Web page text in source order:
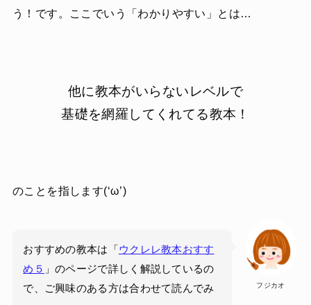
う！です。ここでいう「わかりやすい」とは…
他に教本がいらないレベルで
基礎を網羅してくれてる教本！
のことを指します(‘ω’)
フジカオ
おすすめの教本は「 ウクレレ教本おすす
め５ 」のページで詳しく解説しているの
で、ご興味のある方は合わせて読んでみ